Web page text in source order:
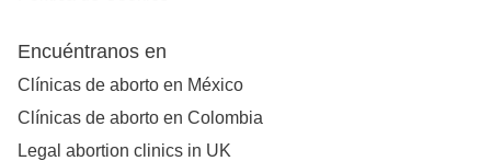
Encuéntranos en
Clínicas de aborto en México
Clínicas de aborto en Colombia
Legal abortion clinics in UK